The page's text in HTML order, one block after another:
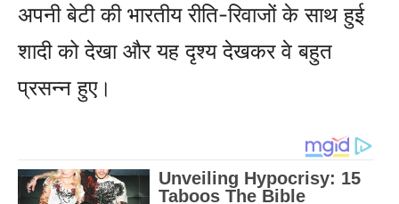
अपनी बेटी की भारतीय रीति-रिवाजों के साथ हुई
शादी को देखा और यह दृश्य देखकर वे बहुत
प्रसन्न हुए।